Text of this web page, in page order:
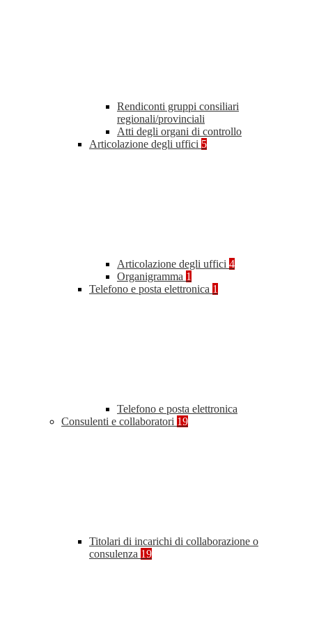
Rendiconti gruppi consiliari
regionali/provinciali
Atti degli organi di controllo
Articolazione degli uffici 5
Articolazione degli uffici 4
Organigramma 1
Telefono e posta elettronica 1
Telefono e posta elettronica
Consulenti e collaboratori 19
Titolari di incarichi di collaborazione o
consulenza 19